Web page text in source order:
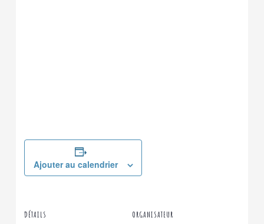
Ajouter au calendrier
DÉTAILS ORGANISATEUR